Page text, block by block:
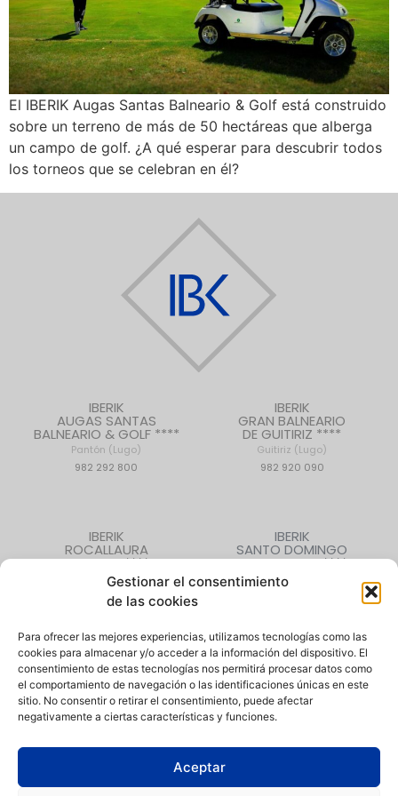
Gestionar el consentimiento
de las cookies
Para ofrecer las mejores experiencias, utilizamos tecnologías como las
cookies para almacenar y/o acceder a la información del dispositivo. El
consentimiento de estas tecnologías nos permitirá procesar datos como
el comportamiento de navegación o las identificaciones únicas en este
sitio. No consentir o retirar el consentimiento, puede afectar
negativamente a ciertas características y funciones.
Aceptar
El IBERIK Augas Santas Balneario & Golf está construido
sobre un terreno de más de 50 hectáreas que alberga
un campo de golf. ¿A qué esperar para descubrir todos
los torneos que se celebran en él?
IBERIK
AUGAS SANTAS
BALNEARIO & GOLF ****
Pantón (Lugo)
982 292 800
IBERIK
GRAN BALNEARIO
DE GUITIRIZ ****
Guitiriz (Lugo)
982 920 090
IBERIK
ROCALLAURA
BALNEARI ****
Rocallaura (Lleida)
973 330 632
IBERIK
SANTO DOMINGO
PLAZA HOTEL ****
Oviedo (Asturias)
CONTACTO|QUIÉNES SOMOS |EMPLEO
Aviso Legal|
de denuncias